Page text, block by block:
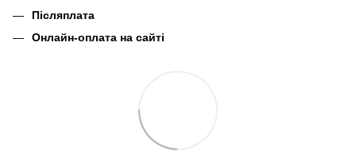
Післяплата
Онлайн-оплата на сайті